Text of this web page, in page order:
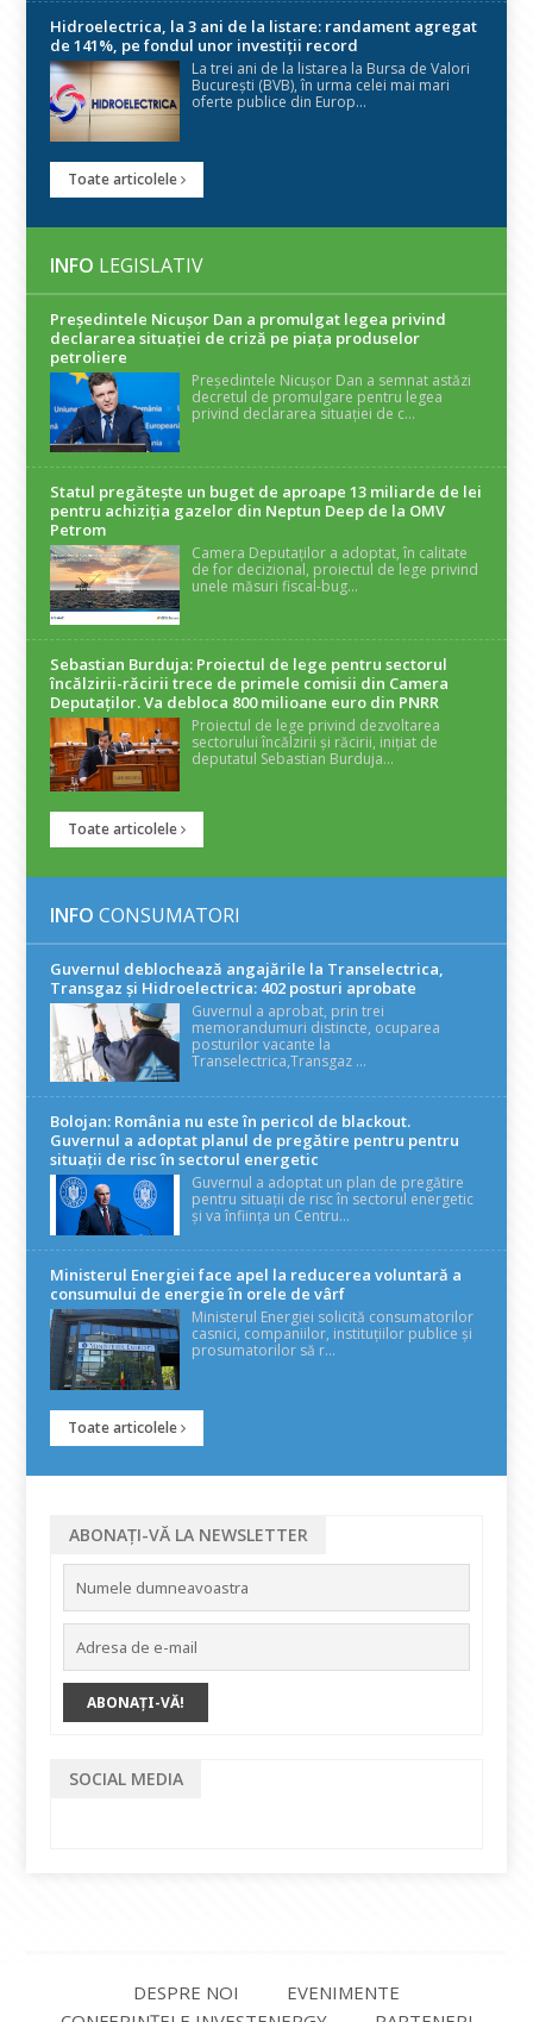
Hidroelectrica, la 3 ani de la listare: randament agregat
de 141%, pe fondul unor investiții record
La trei ani de la listarea la Bursa de Valori
București (BVB), în urma celei mai mari
oferte publice din Europ...
Toate articolele
INFO LEGISLATIV
Președintele Nicuşor Dan a promulgat legea privind
declararea situaţiei de criză pe piaţa produselor
petroliere
Președintele Nicușor Dan a semnat astăzi
decretul de promulgare pentru legea
privind declararea situației de c...
Statul pregătește un buget de aproape 13 miliarde de lei
pentru achiziția gazelor din Neptun Deep de la OMV
Petrom
Camera Deputaților a adoptat, în calitate
de for decizional, proiectul de lege privind
unele măsuri fiscal-bug...
Sebastian Burduja: Proiectul de lege pentru sectorul
încălzirii-răcirii trece de primele comisii din Camera
Deputaților. Va debloca 800 milioane euro din PNRR
Proiectul de lege privind dezvoltarea
sectorului încălzirii și răcirii, inițiat de
deputatul Sebastian Burduja...
Toate articolele
INFO CONSUMATORI
Guvernul deblochează angajările la Transelectrica,
Transgaz și Hidroelectrica: 402 posturi aprobate
Guvernul a aprobat, prin trei
memorandumuri distincte, ocuparea
posturilor vacante la
Transelectrica,Transgaz ...
Bolojan: România nu este în pericol de blackout.
Guvernul a adoptat planul de pregătire pentru pentru
situații de risc în sectorul energetic
Guvernul a adoptat un plan de pregătire
pentru situații de risc în sectorul energetic
și va înființa un Centru...
Ministerul Energiei face apel la reducerea voluntară a
consumului de energie în orele de vârf
Ministerul Energiei solicită consumatorilor
casnici, companiilor, instituțiilor publice și
prosumatorilor să r...
Toate articolele
ABONAȚI-VĂ LA NEWSLETTER
SOCIAL MEDIA
DESPRE NOI
EVENIMENTE